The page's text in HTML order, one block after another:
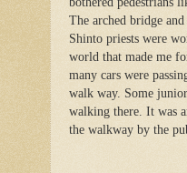
The arched bridge
Shinto priests were
world that made me
many cars were
walk way. Some
walking there. It was
the walkway by the